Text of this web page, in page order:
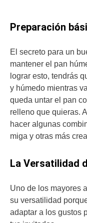
Preparación
El secreto para un
mantener el pan
lograr esto, tendrás
y húmedo mientras
queda untar el pan
relleno que quieras.
hacer algunas
miga y otras más
La Versatilidad
Uno de los mayores
su versatilidad
adaptar a los gustos